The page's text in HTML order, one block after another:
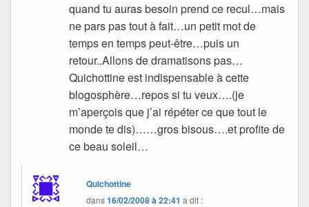
quand tu auras besoin prend ce recul…mais
ne pars pas tout à fait…un petit mot de
temps en temps peut-être…puis un
retour..Allons de dramatisons pas…
Quichottine est indispensable à cette
blogosphère…repos si tu veux….(je
m’aperçois que j’ai répéter ce que tout le
monde te dis)……gros bisous….et profite de
ce beau soleil…
Quichottine
dans16/02/2008 à 22:41 a dit :